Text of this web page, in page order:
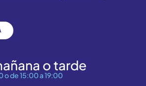
o tarde
o de 15:00 a 19:00